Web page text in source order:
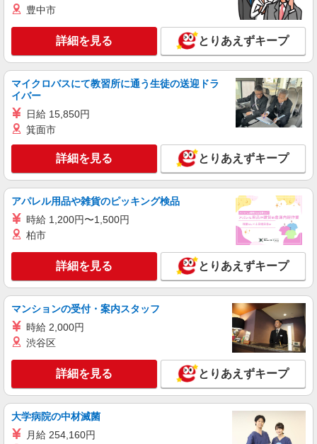
豊中市
詳細を見る とりあえずキープ
マイクロバスにて教習所に通う生徒の送迎ドラ
イバー
日給 15,850円
箕面市
詳細を見る とりあえずキープ
アパレル用品や雑貨のピッキング検品
時給 1,200円〜1,500円
柏市
詳細を見る とりあえずキープ
マンションの受付・案内スタッフ
時給 2,000円
渋谷区
詳細を見る とりあえずキープ
大学病院の中材滅菌
月給 254,160円